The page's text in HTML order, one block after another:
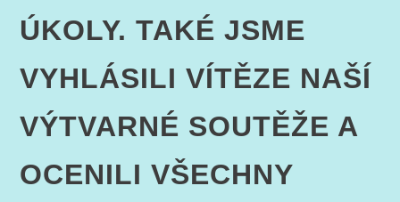
ÚKOLY. TAKÉ JSME
VYHLÁSILI VÍTĚZE NAŠÍ
VÝTVARNÉ SOUTĚŽE A
OCENILI VŠECHNY